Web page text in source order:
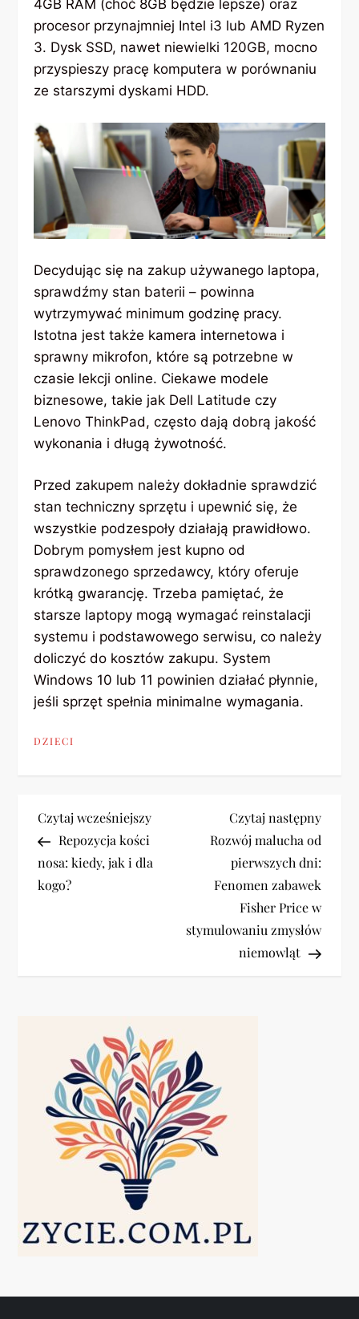
4GB RAM (choć 8GB będzie lepsze) oraz
procesor przynajmniej Intel i3 lub AMD Ryzen
3. Dysk SSD, nawet niewielki 120GB, mocno
przyspieszy pracę komputera w porównaniu
ze starszymi dyskami HDD.
Decydując się na zakup używanego laptopa,
sprawdźmy stan baterii – powinna
wytrzymywać minimum godzinę pracy.
Istotna jest także kamera internetowa i
sprawny mikrofon, które są potrzebne w
czasie lekcji online. Ciekawe modele
biznesowe, takie jak Dell Latitude czy
Lenovo ThinkPad, często dają dobrą jakość
wykonania i długą żywotność.
Przed zakupem należy dokładnie sprawdzić
stan techniczny sprzętu i upewnić się, że
wszystkie podzespoły działają prawidłowo.
Dobrym pomysłem jest kupno od
sprawdzonego sprzedawcy, który oferuje
krótką gwarancję. Trzeba pamiętać, że
starsze laptopy mogą wymagać reinstalacji
systemu i podstawowego serwisu, co należy
doliczyć do kosztów zakupu. System
Windows 10 lub 11 powinien działać płynnie,
jeśli sprzęt spełnia minimalne wymagania.
DZIECI
N
a
w
a
w
i
Previous
Post
Czytaj wcześniejszy
Repozycja kości
nosa: kiedy, jak i dla
kogo?
Next
Post
Czytaj następny
Rozwój malucha od
pierwszych dni:
Fenomen zabawek
Fisher Price w
stymulowaniu zmysłów
niemowląt